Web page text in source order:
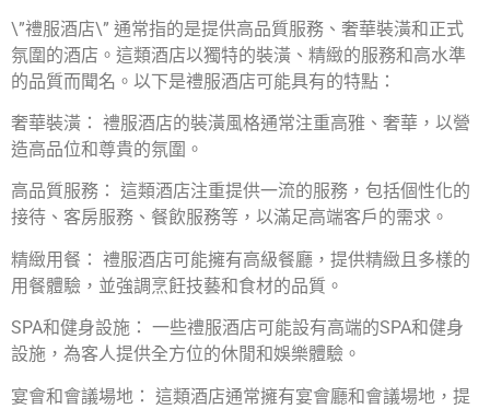
\”禮服酒店\” 通常指的是提供高品質服務、奢華裝潢和正式
氛圍的酒店。這類酒店以獨特的裝潢、精緻的服務和高水準
的品質而聞名。以下是禮服酒店可能具有的特點：
奢華裝潢： 禮服酒店的裝潢風格通常注重高雅、奢華，以營
造高品位和尊貴的氛圍。
高品質服務： 這類酒店注重提供一流的服務，包括個性化的
接待、客房服務、餐飲服務等，以滿足高端客戶的需求。
精緻用餐： 禮服酒店可能擁有高級餐廳，提供精緻且多樣的
用餐體驗，並強調烹飪技藝和食材的品質。
SPA和健身設施： 一些禮服酒店可能設有高端的SPA和健身
設施，為客人提供全方位的休閒和娛樂體驗。
宴會和會議場地： 這類酒店通常擁有宴會廳和會議場地，提